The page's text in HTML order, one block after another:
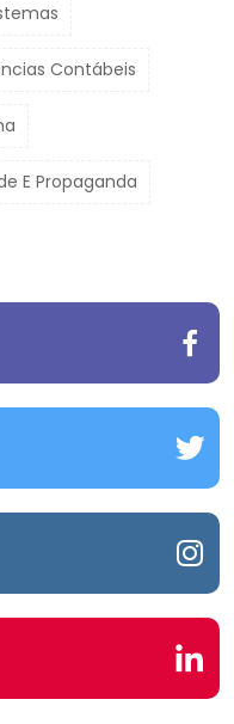
Contábeis
E Propaganda